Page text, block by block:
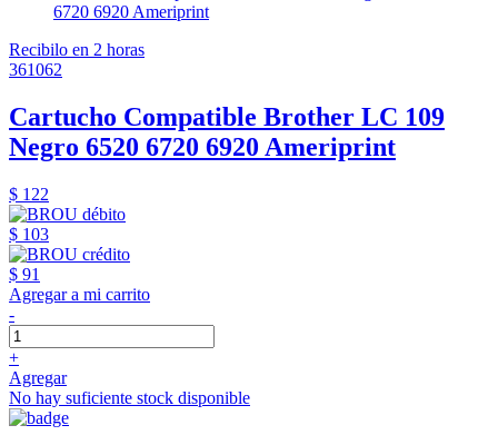
Recibilo en 2 horas
361062
Cartucho Compatible Brother LC 109
Negro 6520 6720 6920 Ameriprint
$ 122
$ 103
$ 91
Agregar a mi carrito
-
+
Agregar
No hay suficiente stock disponible